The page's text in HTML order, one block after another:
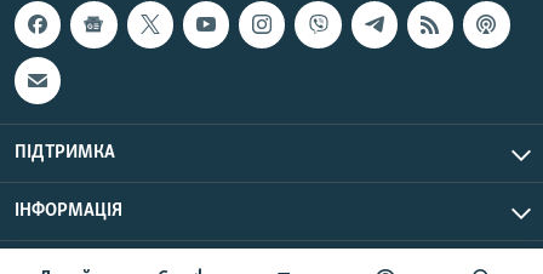
ПІДТРИМКА
ІНФОРМАЦІЯ